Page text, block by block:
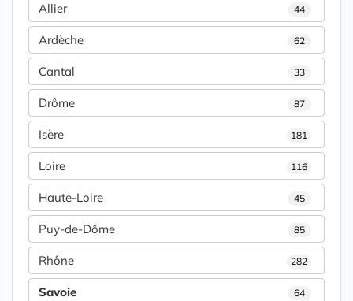
Allier 44
Ardèche 62
Cantal 33
Drôme 87
Isère 181
Loire 116
Haute-Loire 45
Puy-de-Dôme 85
Rhône 282
Savoie 64